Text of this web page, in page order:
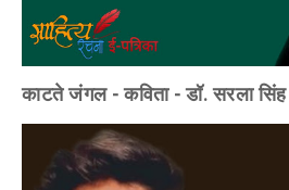
काटते जंगल - कविता - डॉ. सरला सिंह